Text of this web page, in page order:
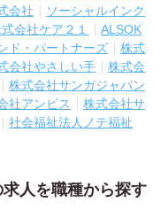
会社
ソーシャルインク
会社ケア２１
ALSOK
ド・パートナーズ
株式
会社やさしい手
株式会
株式会社サンガジャパン
社アンビス
株式会社サ
社会福祉法人ノテ福祉
人を職種から探す